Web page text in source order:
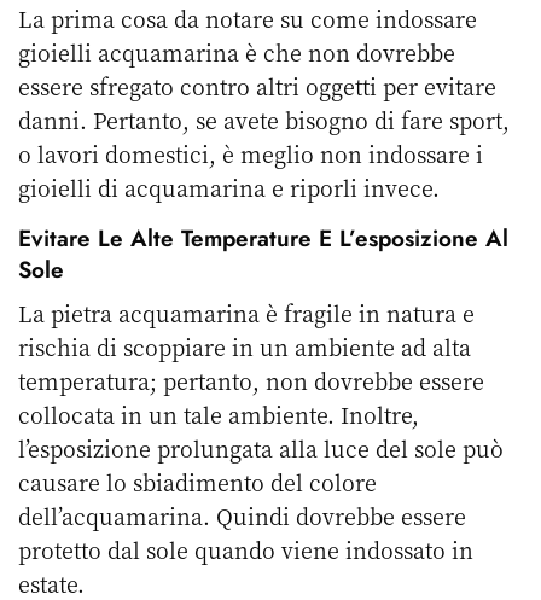
La prima cosa da notare su come indossare
gioielli acquamarina è che non dovrebbe
essere sfregato contro altri oggetti per evitare
danni. Pertanto, se avete bisogno di fare sport,
o lavori domestici, è meglio non indossare i
gioielli di acquamarina e riporli invece.
Evitare Le Alte Temperature E L’esposizione Al
Sole
La pietra acquamarina è fragile in natura e
rischia di scoppiare in un ambiente ad alta
temperatura; pertanto, non dovrebbe essere
collocata in un tale ambiente. Inoltre,
l’esposizione prolungata alla luce del sole può
causare lo sbiadimento del colore
dell’acquamarina. Quindi dovrebbe essere
protetto dal sole quando viene indossato in
estate.